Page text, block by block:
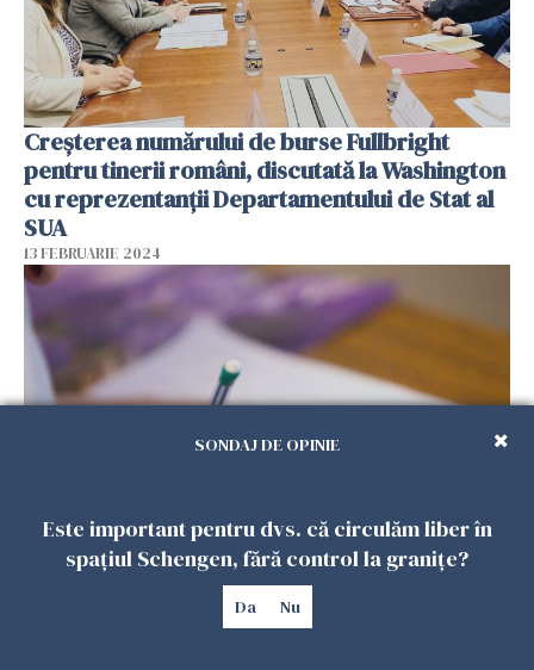
Creșterea numărului de burse Fullbright
pentru tinerii români, discutată la Washington
cu reprezentanții Departamentului de Stat al
SUA
13 FEBRUARIE 2024
Elevii olimpici ar putea să se înscrie direct la
ce liceu vor, fără a susține Evaluarea Națională
și fără să treacă prin etapa de repartizare
SONDAJ DE OPINIE
Este important pentru dvs. că circulăm liber în
spațiul Schengen, fără control la granițe?
Da Nu